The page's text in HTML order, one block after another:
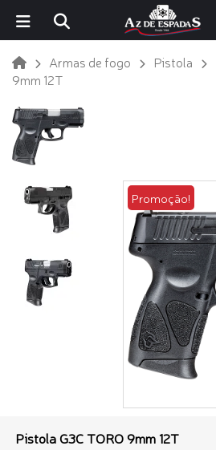
Armas de fogo Pistola
9mm 12T
Promoção!
Pistola G3C TORO 9mm 12T